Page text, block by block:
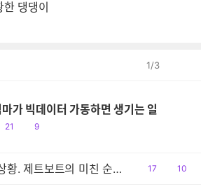
한 댕댕이
1/3
마가 빅데이터 가동하면 생기는 일
공
21
댓
9
영화 아니고 실제 상황. 제트보트의 미친 순발력
공
17
댓
10